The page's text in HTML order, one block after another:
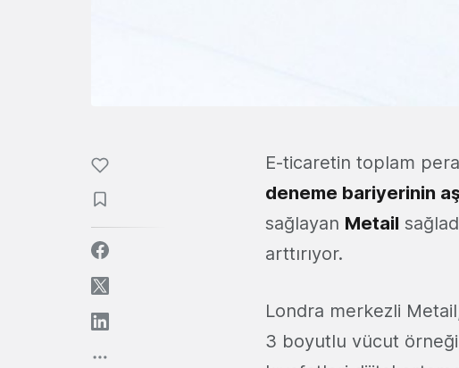
E-ticaretin toplam
deneme bariyerinin
sağlayan Metail
arttırıyor.
Londra merkezli
3 boyutlu vücut